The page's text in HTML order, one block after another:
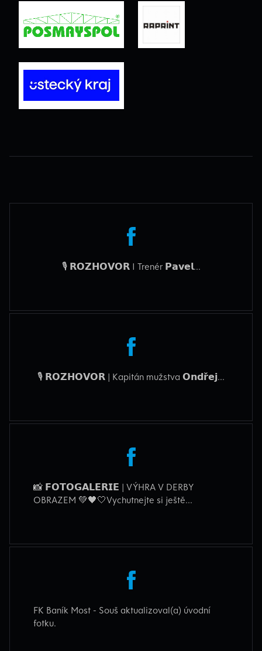
🎙️ 𝗥𝗢𝗭𝗛𝗢𝗩𝗢𝗥 I Trenér 𝗣𝗮𝘃𝗲𝗹...
🎙️ 𝗥𝗢𝗭𝗛𝗢𝗩𝗢𝗥 | Kapitán mužstva 𝗢𝗻𝗱𝗿̌𝗲𝗷...
📸 𝗙𝗢𝗧𝗢𝗚𝗔𝗟𝗘𝗥𝗜𝗘 | VÝHRA V DERBY
OBRAZEM 💚🖤🤍Vychutnejte si ještě...
FK Baník Most - Souš aktualizoval(a) úvodní
fotku.